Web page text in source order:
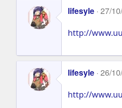
lifesyle 27/
http://
lifesyle 26/
http://